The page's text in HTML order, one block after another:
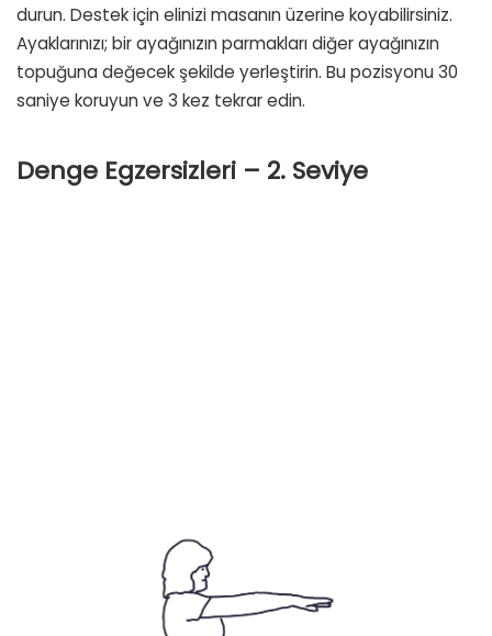
durun. Destek için elinizi masanın üzerine koyabilirsiniz.
Ayaklarınızı; bir ayağınızın parmakları diğer ayağınızın
topuğuna değecek şekilde yerleştirin. Bu pozisyonu 30
saniye koruyun ve 3 kez tekrar edin.
Denge Egzersizleri – 2. Seviye